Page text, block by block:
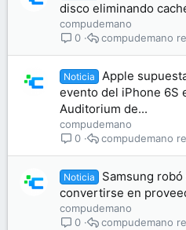
disco eliminando
compudemano
0
compudemano
Noticia
Apple
evento del iPhone 6S
Auditorium de...
compudemano
0
compudemano
Noticia
Samsung
convertirse en
compudemano
0
compudemano